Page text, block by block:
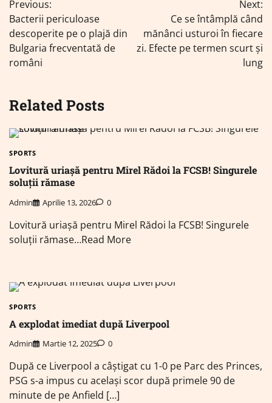
în
articole
Previous:
Bacterii periculoase
descoperite pe o plajă din
Bulgaria frecventată de
români
Next:
Ce se întâmplă când
mănânci usturoi în fiecare
zi. Efecte pe termen scurt și
lung
Related Posts
SPORTS
Lovitură uriașă pentru Mirel Rădoi la FCSB! Singurele
soluții rămase
Admin Aprilie 13, 2026 0
Lovitură uriașă pentru Mirel Rădoi la FCSB! Singurele
soluții rămase…Read More
SPORTS
A explodat imediat după Liverpool
Admin Martie 12, 2025 0
După ce Liverpool a câștigat cu 1-0 pe Parc des Princes,
PSG s-a impus cu același scor după primele 90 de
minute de pe Anfield […]